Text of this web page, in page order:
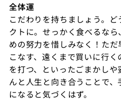
全体運
こだわりを持ちましょう。
クトに。せっかく食べるな
めの努力を惜しみなく！た
こなす、遠くまで買いに行
を打つ、といったごまかし
んと人生と向き合うことで
になると気づくはず。